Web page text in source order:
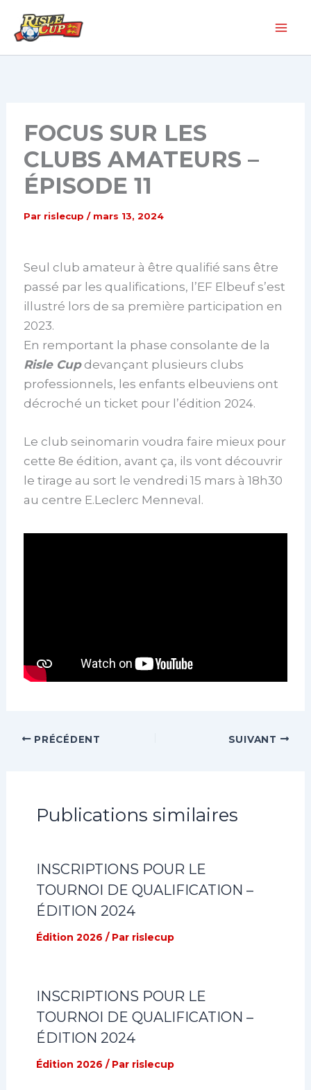
FOCUS SUR LES
CLUBS AMATEURS –
ÉPISODE 11
Par rislecup/ mars 13, 2024
Seul club amateur à être qualifié sans être
passé par les qualifications, l’EF Elbeuf s’est
illustré lors de sa première participation en
2023.
En remportant la phase consolante de la
Risle Cupdevançant plusieurs clubs
professionnels, les enfants elbeuviens ont
décroché un ticket pour l’édition 2024.
Le club seinomarin voudra faire mieux pour
cette 8e édition, avant ça, ils vont découvrir
le tirage au sort le vendredi 15 mars à 18h30
au centre E.Leclerc Menneval.
PRÉCÉDENT SUIVANT
Publications similaires
INSCRIPTIONS POUR LE
TOURNOI DE QUALIFICATION –
ÉDITION 2024
Édition 2026 / Par rislecup
INSCRIPTIONS POUR LE
TOURNOI DE QUALIFICATION –
ÉDITION 2024
Édition 2026 / Par rislecup